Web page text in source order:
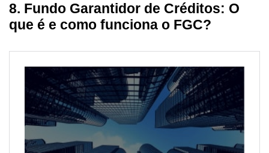
8. Fundo Garantidor de Créditos: O
que é e como funciona o FGC?